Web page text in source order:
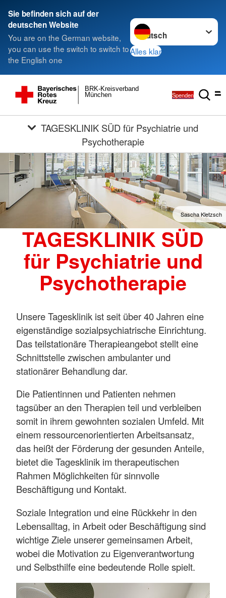
Sie befinden sich auf der
deutschen Website
You are on the German website,
you can use the switch to switch to
the English one
Sprache wechseln zu
Alles klar
München
BRK-Kreisverband
Spenden
TAGESKLINIK SÜD für Psychiatrie und
Psychotherapie
Sascha Kletzsch
TAGESKLINIK SÜD
für Psychiatrie und
Psychotherapie
Unsere Tagesklinik ist seit über 40 Jahren eine
eigenständige sozialpsychiatrische Einrichtung.
Das teilstationäre Therapieangebot stellt eine
Schnittstelle zwischen ambulanter und
stationärer Behandlung dar.
Die Patientinnen und Patienten nehmen
tagsüber an den Therapien teil und verbleiben
somit in ihrem gewohnten sozialen Umfeld. Mit
einem ressourcenorientierten Arbeitsansatz,
das heißt der Förderung der gesunden Anteile,
bietet die Tagesklinik im therapeutischen
Rahmen Möglichkeiten für sinnvolle
Beschäftigung und Kontakt.
Soziale Integration und eine Rückkehr in den
Lebensalltag, in Arbeit oder Beschäftigung sind
wichtige Ziele unserer gemeinsamen Arbeit,
wobei die Motivation zu Eigenverantwortung
und Selbsthilfe eine bedeutende Rolle spielt.